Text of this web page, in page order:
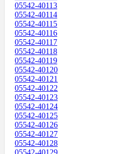
05542-40113
05542-40114
05542-40115
05542-40116
05542-40117
05542-40118
05542-40119
05542-40120
05542-40121
05542-40122
05542-40123
05542-40124
05542-40125
05542-40126
05542-40127
05542-40128
05542-40129